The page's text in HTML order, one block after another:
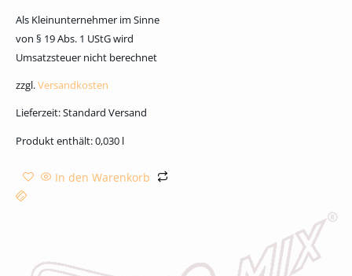
Als Kleinunternehmer im Sinne
von § 19 Abs. 1 UStG wird
Umsatzsteuer nicht berechnet
zzgl.Versandkosten
Lieferzeit:Standard Versand
Produkt enthält: 0,030 l
In den Warenkorb